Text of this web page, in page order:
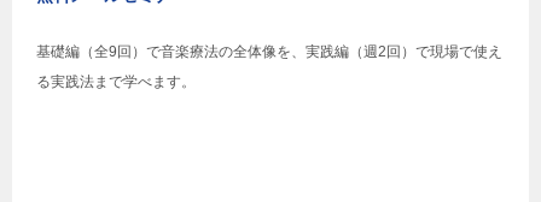
基礎編（全9回）で音楽療法の全体像を、実践編（週2回）で現場で使え
る実践法まで学べます。